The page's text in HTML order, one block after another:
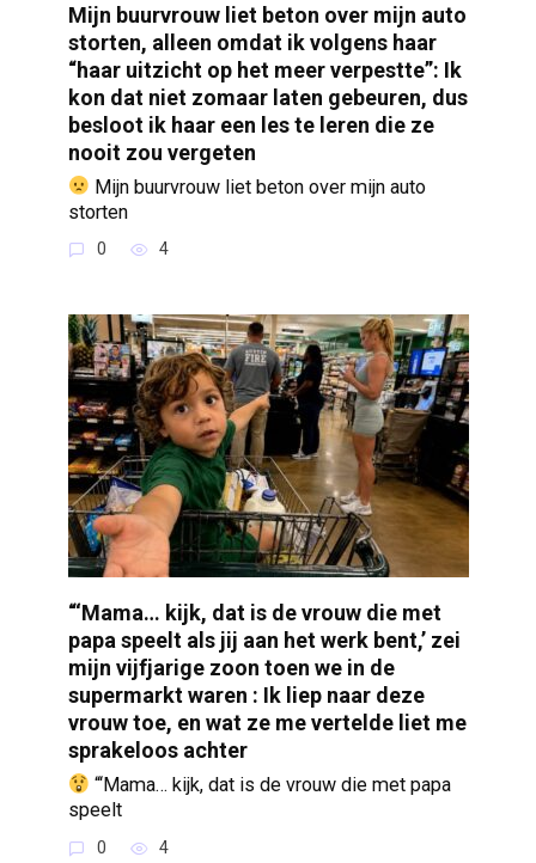
Mijn buurvrouw liet beton over mijn auto
storten, alleen omdat ik volgens haar
“haar uitzicht op het meer verpestte”: Ik
kon dat niet zomaar laten gebeuren, dus
besloot ik haar een les te leren die ze
nooit zou vergeten
Mijn buurvrouw liet beton over mijn auto
storten
0 4
“‘Mama… kijk, dat is de vrouw die met
papa speelt als jij aan het werk bent,’ zei
mijn vijfjarige zoon toen we in de
supermarkt waren : Ik liep naar deze
vrouw toe, en wat ze me vertelde liet me
sprakeloos achter
“‘Mama… kijk, dat is de vrouw die met papa
speelt
0 4